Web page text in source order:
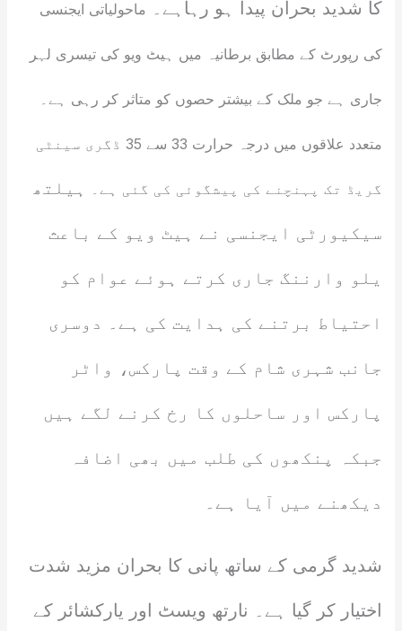
کا شدید بحران پیدا ہو رہاہے۔ ماحولیاتی ایجنسی
کی رپورٹ کے مطابق برطانیہ میں ہیٹ ویو کی تیسری لہر
جاری ہے جو ملک کے بیشتر حصوں کو متاثر کر رہی ہے۔
متعدد علاقوں میں درجہ حرارت 33 سے 35 ڈگری سینٹی
گریڈ تک پہنچنے کی پیشگوئی کی گئی ہے۔ ہیلتھ
سیکیورٹی ایجنسی نے ہیٹ ویو کے باعث
یلو وارننگ جاری کرتے ہوئے عوام کو
احتیاط برتنے کی ہدایت کی ہے۔ دوسری
جانب شہری شام کے وقت پارکس، واٹر
پارکس اور ساحلوں کا رخ کرنے لگے ہیں
جبکہ پنکھوں کی طلب میں بھی اضافہ
دیکھنے میں آیا ہے۔
شدید گرمی کے ساتھ پانی کا بحران مزید شدت
اختیار کر گیا ہے۔ نارتھ ویسٹ اور یارکشائر کے